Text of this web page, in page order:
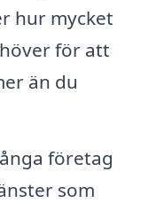
hur mycket
för att
än du
företag
som